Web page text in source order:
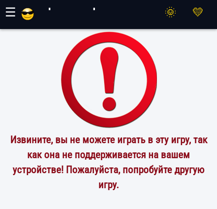
☰
Извините, вы не можете играть в эту игру, так
как она не поддерживается на вашем
устройстве! Пожалуйста, попробуйте другую
игру.